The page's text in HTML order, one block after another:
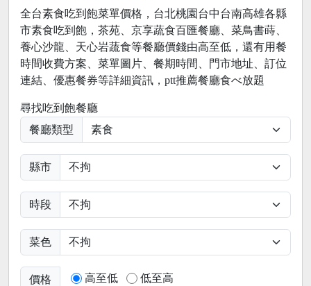
全台素食吃到飽菜單價格，台北桃園台中台南高雄各縣
市素食吃到飽，茶苑、京享蔬食百匯餐廳、菜鳥書蒔、
養心沙龍、天心岩蔬食等餐廳價錢由高至低，還有用餐
時間收費方案、菜單圖片、餐期時間、門市地址、訂位
連結、優惠餐券等詳細資訊，ptt推薦餐廳食べ放題
尋找吃到飽餐廳
餐廳類型
縣市
時段
菜色
價格 高至低 低至高